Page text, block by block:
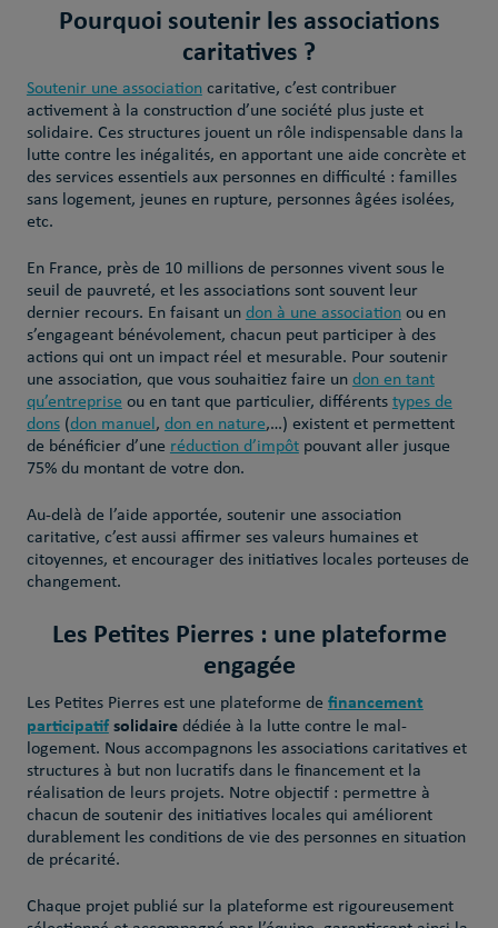
Pourquoi soutenir les associations
caritatives ?
Soutenir une associationcaritative, c’est contribuer
activement à la construction d’une société plus juste et
solidaire. Ces structures jouent un rôle indispensable dans la
lutte contre les inégalités, en apportant une aide concrète et
des services essentiels aux personnes en difficulté : familles
sans logement, jeunes en rupture, personnes âgées isolées,
etc.
En France, près de 10 millions de personnes vivent sous le
seuil de pauvreté, et les associations sont souvent leur
dernier recours. En faisant un don à une associationou en
s’engageant bénévolement, chacun peut participer à des
actions qui ont un impact réel et mesurable. Pour soutenir
une association, que vous souhaitiez faire un don en tant
qu’entreprise ou en tant que particulier, différents types de
dons(don manuel , don en nature,…) existent et permettent
de bénéficier d’une réduction d’impôtpouvant aller jusque
75% du montant de votre don.
Au-delà de l’aide apportée, soutenir une association
caritative, c’est aussi affirmer ses valeurs humaines et
citoyennes, et encourager des initiatives locales porteuses de
changement.
Les Petites Pierres : une plateforme
engagée
Les Petites Pierres est une plateforme de financement
participatifsolidairedédiée à la lutte contre le mal-
logement. Nous accompagnons les associations caritatives et
structures à but non lucratifs dans le financement et la
réalisation de leurs projets. Notre objectif : permettre à
chacun de soutenir des initiatives locales qui améliorent
durablement les conditions de vie des personnes en situation
de précarité.
Chaque projet publié sur la plateforme est rigoureusement